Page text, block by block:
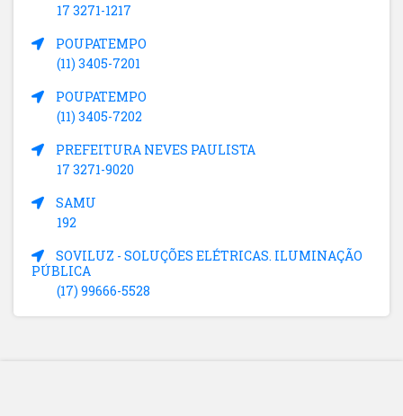
17 3271-1217
POUPATEMPO
(11) 3405-7201
POUPATEMPO
(11) 3405-7202
PREFEITURA NEVES PAULISTA
17 3271-9020
SAMU
192
SOVILUZ - SOLUÇÕES ELÉTRICAS. ILUMINAÇÃO
PÚBLICA
(17) 99666-5528